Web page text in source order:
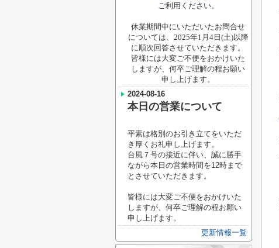
ご利用ください。
休業期間中にいただいたお問合せ
については、2025年1月4日(土)以降
に順次回答させていただきます。
皆様には大変ご不便をおかけいた
しますが、何卒ご理解の程お願い
申し上げます。
2024-08-16
本日の営業について
平素は格別のお引き立てをいただ
き厚くお礼申し上げます。
台風７号の接近に伴い、誠に勝手
ながら本日の営業時間を12時まで
とさせていただきます。
皆様には大変ご不便をおかけいた
しますが、何卒ご理解の程お願い
申し上げます。
更新情報一覧